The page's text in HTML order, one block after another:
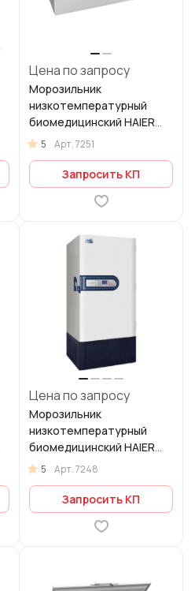
Цена по запросу
Морозильник
низкотемпературный
биомедицинский HAIER
DW-86W420 (−40 …−86 °C)
5 Арт.7251
Запросить КП
Цена по запросу
Морозильник
низкотемпературный
биомедицинский HAIER
DW-86L628 (−40 …−86 °C)
5 Арт.7248
Запросить КП